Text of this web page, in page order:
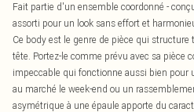
Fait partie d'un ensemble coordonné -
assorti pour un look sans effort et
Ce body est le genre de pièce qui
tête. Portez-le comme prévu avec sa pièce
impeccable qui fonctionne aussi bien pour
au marché le week-end ou un
asymétrique à une épaule apporte du